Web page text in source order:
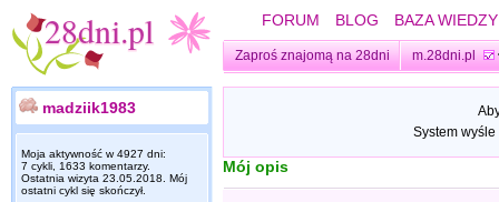
FORUM BLOG BAZA WIEDZY
Zaproś znajomą na 28dni m.28dni.pl
madziik1983
Moja aktywność w 4927 dni:
7 cykli, 1633 komentarzy.
Ostatnia wizyta 23.05.2018 . Mój
ostatni cykl się skończył.
System
Mój opis